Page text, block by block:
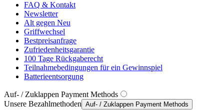
FAQ & Kontakt
Newsletter
Alt gegen Neu
Griffwechsel
Bestpreisanfrage
Zufriedenheitsgarantie
100 Tage Rückgaberecht
Teilnahmebedingungen für ein Gewinnspiel
Batterieentsorgung
Auf- / Zuklappen Payment Methods
Unsere Bezahlmethoden Auf- / Zuklappen Payment Methods